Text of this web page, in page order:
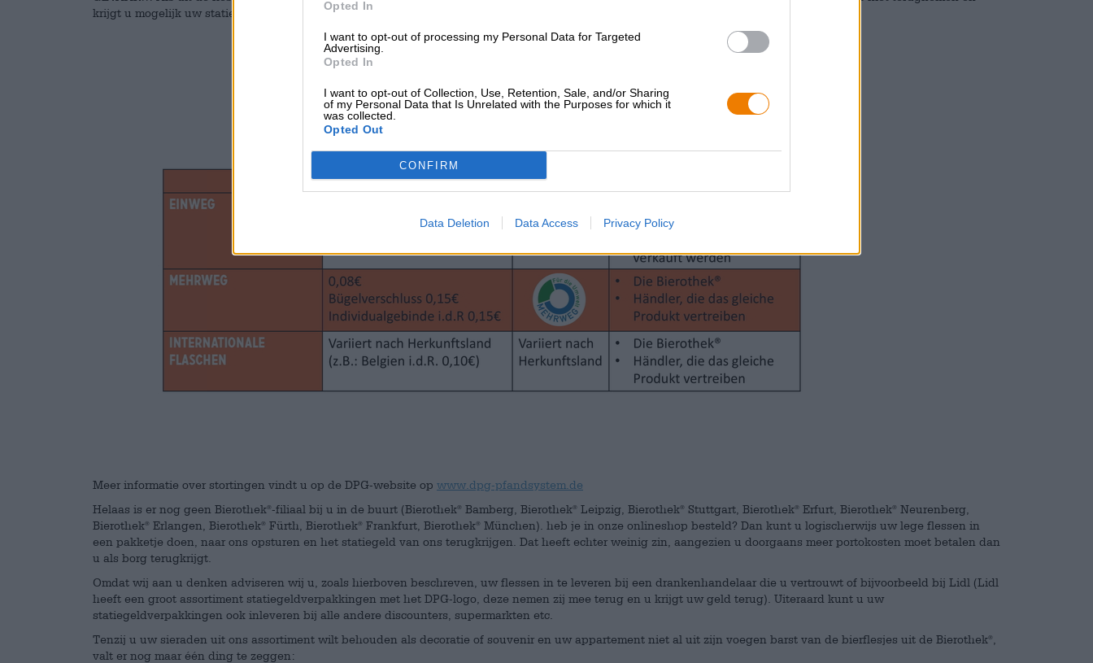
Opted In
I want to opt-out of processing my Personal Data for Targeted
Advertising.
Opted In
I want to opt-out of Collection, Use, Retention, Sale, and/or Sharing
of my Personal Data that Is Unrelated with the Purposes for which it
was collected.
Opted Out
CONFIRM
Data Deletion Data Access Privacy Policy
krijgt u mogelijk uw statiegeld niet terug. Als dat zo is, dan heb je geluk, want hij doet dit alleen uit goede wil.
Meer informatie over stortingen vindt u op de DPG-website op www.dpg-pfandsystem.de
Helaas is er nog geen Bierothek® -filiaal bij u in de buurt (Bierothek® Bamberg, Bierothek® Leipzig, Bierothek® Stuttgart, Bierothek® Erfurt, Bierothek®
Neurenberg,
Bierothek® Erlangen, Bierothek® Fürth, Bierothek® Frankfurt, Bierothek®
München). heb je in onze onlineshop besteld? Dan kunt u logischerwijs uw lege flessen in
een pakketje doen, naar ons opsturen en het statiegeld van ons terugkrijgen. Dat heeft echter weinig zin, aangezien u doorgaans meer portokosten moet betalen dan
u als borg terugkrijgt.
Omdat wij aan u denken adviseren wij u, zoals hierboven beschreven, uw flessen in te leveren bij een drankenhandelaar die u vertrouwt of bijvoorbeeld bij Lidl (Lidl
heeft een groot assortiment statiegeldverpakkingen met het DPG-logo, deze nemen zij mee terug en u krijgt uw geld terug). Uiteraard kunt u uw
statiegeldverpakkingen ook inleveren bij alle andere discounters, supermarkten etc.
Tenzij u uw sieraden uit ons assortiment wilt behouden als decoratie of souvenir en uw appartement niet al uit zijn voegen barst van de bierflesjes uit de Bierothek®
valt er nog maar één ding te zeggen: